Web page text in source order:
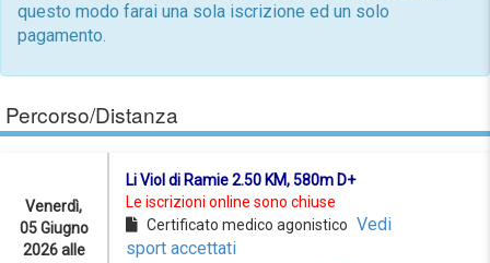
questo modo farai una sola iscrizione ed un solo
pagamento.
Percorso/Distanza
Venerdì,
05 Giugno
2026 alle
Li Viol di Ramie 2.50 KM, 580m D+
Le iscrizioni online sono chiuse
Certificato medico agonistico Vedi
sport accettati